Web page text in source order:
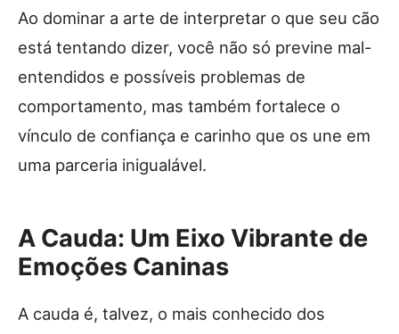
Ao dominar a arte de interpretar o que seu cão
está tentando dizer, você não só previne mal-
entendidos e possíveis problemas de
comportamento, mas também fortalece o
vínculo de confiança e carinho que os une em
uma parceria inigualável.
A Cauda: Um Eixo Vibrante de
Emoções Caninas
A cauda é, talvez, o mais conhecido dos